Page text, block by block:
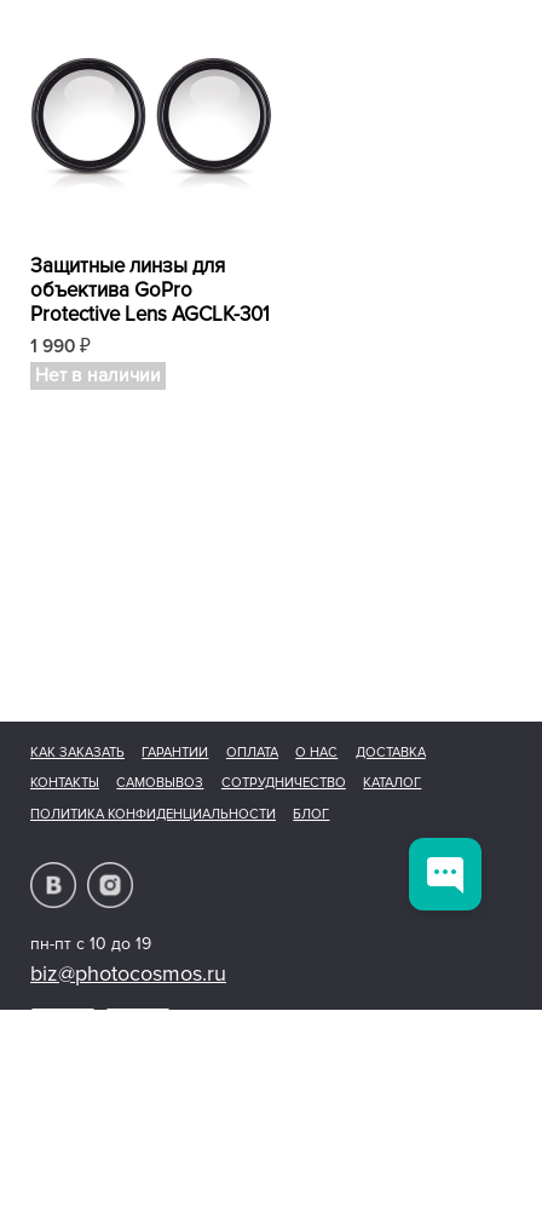
Защитные линзы для
объектива GoPro
Protective Lens AGCLK-301
1 990 ₽
Нет в наличии
КАК ЗАКАЗАТЬ ГАРАНТИИ ОПЛАТА О НАС
ДОСТАВКА
КОНТАКТЫ
САМОВЫВОЗ СОТРУДНИЧЕСТВО
КАТАЛОГ
ПОЛИТИКА КОНФИДЕНЦИАЛЬНОСТИ
БЛОГ
пн-пт с 10 до 19
biz@photocosmos.ru